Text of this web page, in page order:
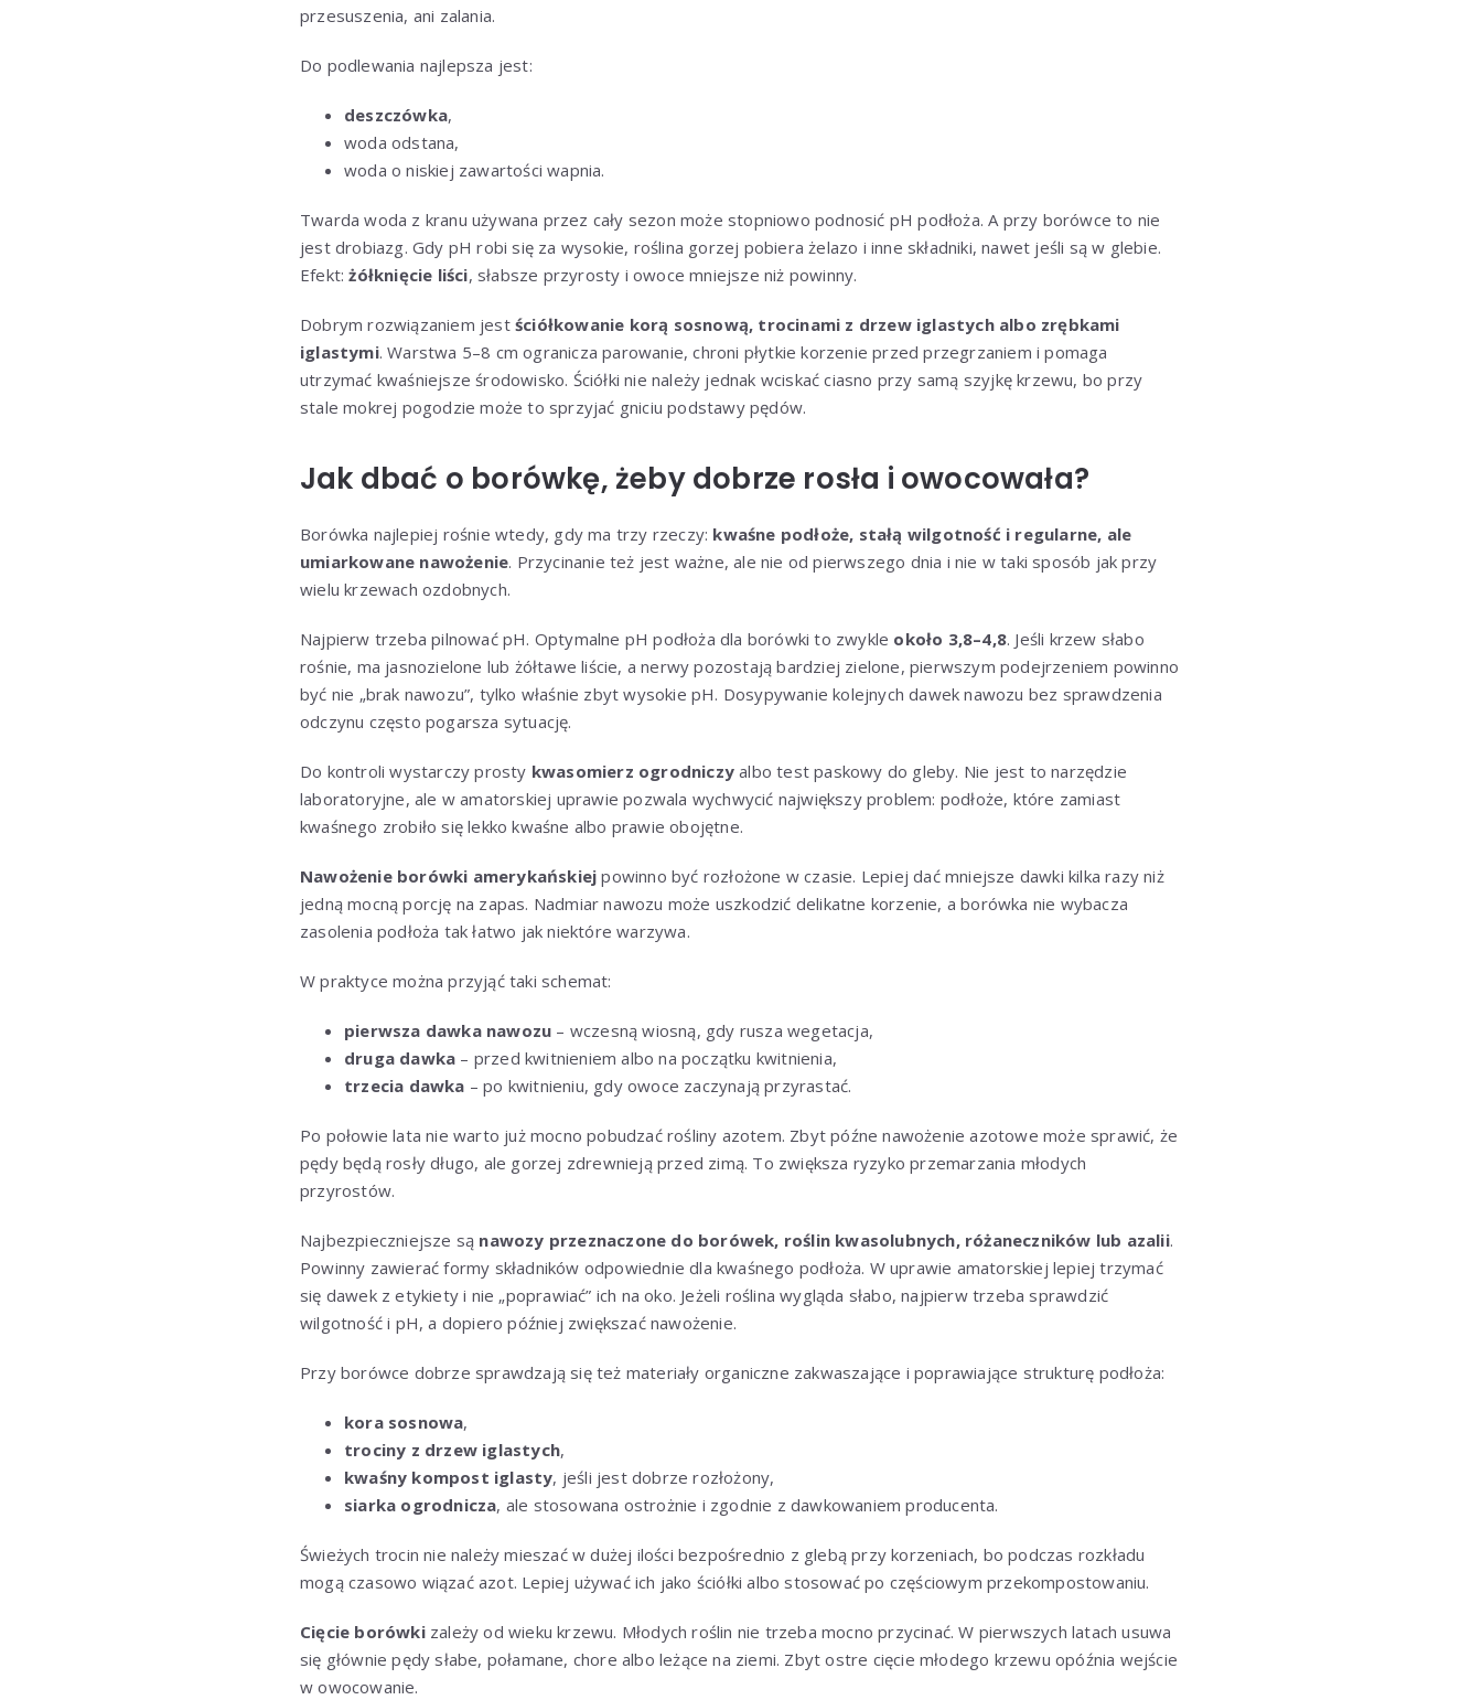
przesuszenia, ani zalania.
Do podlewania najlepsza jest:
deszczówka,
woda odstana,
woda o niskiej zawartości wapnia.
Twarda woda z kranu używana przez cały sezon może stopniowo podnosić pH podłoża. A przy borówce to nie
jest drobiazg. Gdy pH robi się za wysokie, roślina gorzej pobiera żelazo i inne składniki, nawet jeśli są w glebie.
Efekt:żółknięcie liści, słabsze przyrosty i owoce mniejsze niż powinny.
Dobrym rozwiązaniem jest ściółkowanie korą sosnową, trocinami z drzew iglastych albo zrębkami
iglastymi. Warstwa 5–8 cm ogranicza parowanie, chroni płytkie korzenie przed przegrzaniem i pomaga
utrzymać kwaśniejsze środowisko. Ściółki nie należy jednak wciskać ciasno przy samą szyjkę krzewu, bo przy
stale mokrej pogodzie może to sprzyjać gniciu podstawy pędów.
Jak dbać o borówkę, żeby dobrze rosła i owocowała?
Borówka najlepiej rośnie wtedy, gdy ma trzy rzeczy: kwaśne podłoże, stałą wilgotność i regularne, ale
umiarkowane nawożenie. Przycinanie też jest ważne, ale nie od pierwszego dnia i nie w taki sposób jak przy
wielu krzewach ozdobnych.
Najpierw trzeba pilnować pH. Optymalne pH podłoża dla borówki to zwykle około 3,8–4,8. Jeśli krzew słabo
rośnie, ma jasnozielone lub żółtawe liście, a nerwy pozostają bardziej zielone, pierwszym podejrzeniem powinno
być nie „brak nawozu”, tylko właśnie zbyt wysokie pH. Dosypywanie kolejnych dawek nawozu bez sprawdzenia
odczynu często pogarsza sytuację.
Do kontroli wystarczy prosty kwasomierz ogrodniczy albo test paskowy do gleby. Nie jest to narzędzie
laboratoryjne, ale w amatorskiej uprawie pozwala wychwycić największy problem: podłoże, które zamiast
kwaśnego zrobiło się lekko kwaśne albo prawie obojętne.
Nawożenie borówki amerykańskiej powinno być rozłożone w czasie. Lepiej dać mniejsze dawki kilka razy niż
jedną mocną porcję na zapas. Nadmiar nawozu może uszkodzić delikatne korzenie, a borówka nie wybacza
zasolenia podłoża tak łatwo jak niektóre warzywa.
W praktyce można przyjąć taki schemat:
pierwsza dawka nawozu – wczesną wiosną, gdy rusza wegetacja,
druga dawka – przed kwitnieniem albo na początku kwitnienia,
trzecia dawka – po kwitnieniu, gdy owoce zaczynają przyrastać.
Po połowie lata nie warto już mocno pobudzać rośliny azotem. Zbyt późne nawożenie azotowe może sprawić, że
pędy będą rosły długo, ale gorzej zdrewnieją przed zimą. To zwiększa ryzyko przemarzania młodych
przyrostów.
Najbezpieczniejsze są nawozy przeznaczone do borówek, roślin kwasolubnych, różaneczników lub azalii.
Powinny zawierać formy składników odpowiednie dla kwaśnego podłoża. W uprawie amatorskiej lepiej trzymać
się dawek z etykiety i nie „poprawiać” ich na oko. Jeżeli roślina wygląda słabo, najpierw trzeba sprawdzić
wilgotność i pH, a dopiero później zwiększać nawożenie.
Przy borówce dobrze sprawdzają się też materiały organiczne zakwaszające i poprawiające strukturę podłoża:
kora sosnowa,
trociny z drzew iglastych,
kwaśny kompost iglasty, jeśli jest dobrze rozłożony,
siarka ogrodnicza, ale stosowana ostrożnie i zgodnie z dawkowaniem producenta.
Świeżych trocin nie należy mieszać w dużej ilości bezpośrednio z glebą przy korzeniach, bo podczas rozkładu
mogą czasowo wiązać azot. Lepiej używać ich jako ściółki albo stosować po częściowym przekompostowaniu.
Cięcie borówkizależy od wieku krzewu. Młodych roślin nie trzeba mocno przycinać. W pierwszych latach usuwa
się głównie pędy słabe, połamane, chore albo leżące na ziemi. Zbyt ostre cięcie młodego krzewu opóźnia wejście
w owocowanie.